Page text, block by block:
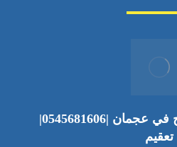
شركة تنظيف مسابح في عجمان |0545681606|
تعقيم